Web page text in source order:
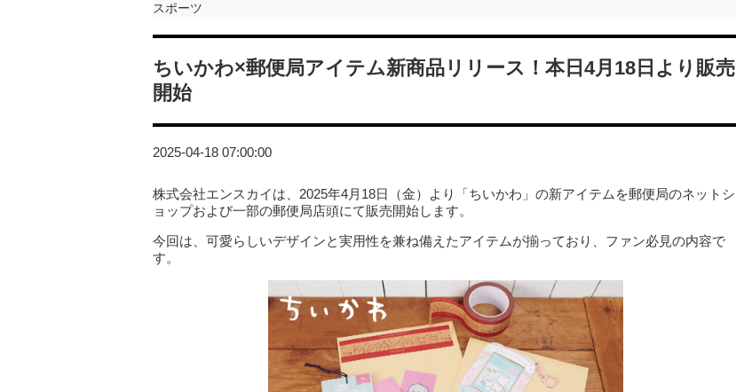
スポーツ
ちいかわ×郵便局アイテム新商品リリース！本日4月18日より販売
開始
2025-04-18 07:00:00
株式会社エンスカイは、2025年4月18日（金）より「ちいかわ」の新アイテムを郵便局のネットシ
ョップおよび一部の郵便局店頭にて販売開始します。
今回は、可愛らしいデザインと実用性を兼ね備えたアイテムが揃っており、ファン必見の内容で
す。